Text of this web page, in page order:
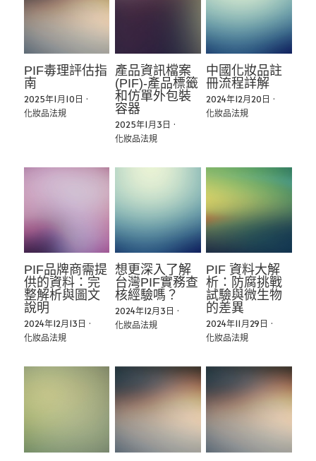
PIF毒理評估指
南
2025年1月10日 ·
化妝品法規
產品資訊檔案
(PIF)-產品標籤
和仿單外包裝
容器
2025年1月3日 ·
化妝品法規
中國化妝品註
冊流程詳解
2024年12月20日 ·
化妝品法規
PIF品牌商需提
供的資料：完
整解析與圖文
說明
2024年12月13日 ·
化妝品法規
想更深入了解
台灣PIF實務查
核經驗嗎？
2024年12月3日 ·
化妝品法規
PIF 資料大解
析：防腐挑戰
試驗與微生物
的差異
2024年11月29日 ·
化妝品法規